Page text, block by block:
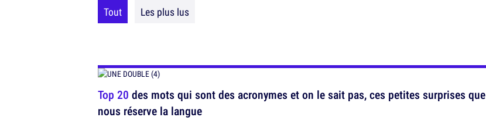
Tout Les plus lus
Top 20 des mots qui sont des acronymes et on le sait pas, ces petites surprises que
nous réserve la langue